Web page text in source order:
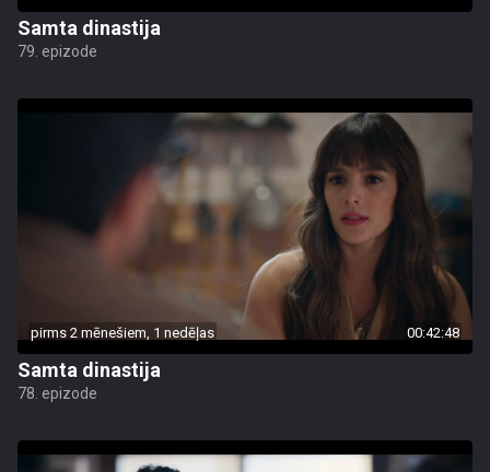
Samta dinastija
79. epizode
pirms 2 mēnešiem, 1 nedēļas 00:42:48
Samta dinastija
78. epizode